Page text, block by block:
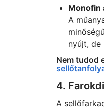
Monofin
A
nyújt, de
Nem tudod
4.
A